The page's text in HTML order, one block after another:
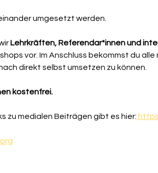
umgesetzt werden.
Lehrkräften, Referendar*innen und
vor. Im Anschluss bekommst du
direkt selbst umsetzen zu können.
kostenfrei.
zu medialen Beiträgen gibt es hier: